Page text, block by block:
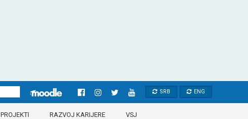
SRB ENG
PROJEKTI RAZVOJ KARIJERE VSJ